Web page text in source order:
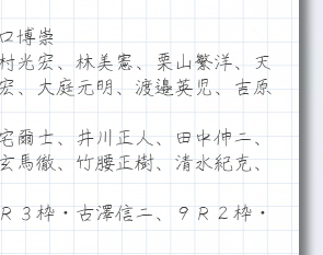
博崇
光宏、林美憲、栗山繁洋、天
、大庭元明、渡邉英児、吉原
爾士、井川正人、田中伸二、
馬徹、竹腰正樹、清水紀克、
３枠・古澤信二、９Ｒ２枠・